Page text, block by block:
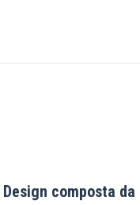
composta da